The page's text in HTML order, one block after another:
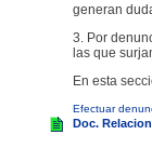
generan
3. Por
las que
En esta
Efectuar
Doc.